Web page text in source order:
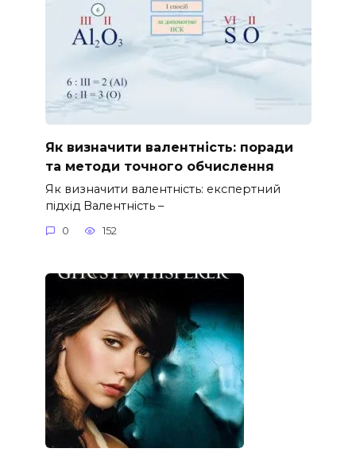
Як визначити валентність: поради
та методи точного обчислення
Як визначити валентність: експертний
підхід Валентність –
0 152